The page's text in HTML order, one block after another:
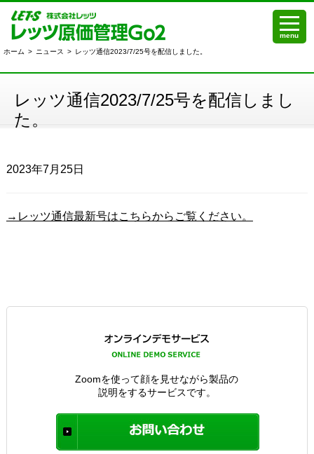
menu
ホーム > ニュース > レッツ通信2023/7/25号を配信しました。
レッツ通信2023/7/25号を配信しまし
た。
2023年7月25日
→レッツ通信最新号はこちらからご覧ください。
Zoomを使って顔を見せながら製品の
説明をするサービスです。